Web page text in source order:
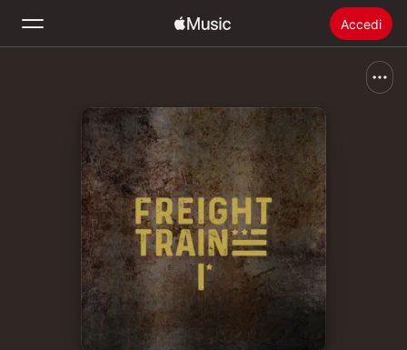
Accedi
Novità
Radio
Installare Apple Music